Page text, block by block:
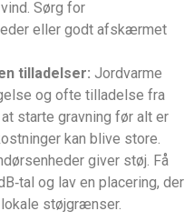
Sørg for
eller godt afskærmet
tilladelser: Jordvarme
og ofte tilladelse fra
starte gravning før alt er
kan blive store.
giver støj. Få
og lav en placering, der
støjgrænser.